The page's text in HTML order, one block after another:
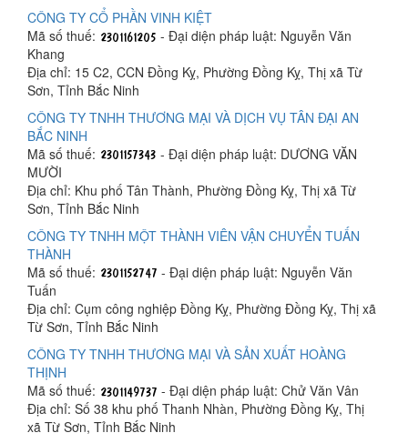
CÔNG TY CỔ PHẦN VINH KIỆT
Mã số thuế:
- Đại diện pháp luật: Nguyễn Văn
Khang
Địa chỉ: 15 C2, CCN Đồng Kỵ, Phường Đồng Kỵ, Thị xã Từ
Sơn, Tỉnh Bắc Ninh
CÔNG TY TNHH THƯƠNG MẠI VÀ DỊCH VỤ TÂN ĐẠI AN
BẮC NINH
Mã số thuế:
- Đại diện pháp luật: DƯƠNG VĂN
MƯỜI
Địa chỉ: Khu phố Tân Thành, Phường Đồng Kỵ, Thị xã Từ
Sơn, Tỉnh Bắc Ninh
CÔNG TY TNHH MỘT THÀNH VIÊN VẬN CHUYỂN TUẤN
THÀNH
Mã số thuế:
- Đại diện pháp luật: Nguyễn Văn
Tuấn
Địa chỉ: Cụm công nghiệp Đồng Kỵ, Phường Đồng Kỵ, Thị xã
Từ Sơn, Tỉnh Bắc Ninh
CÔNG TY TNHH THƯƠNG MẠI VÀ SẢN XUẤT HOÀNG
THỊNH
Mã số thuế:
- Đại diện pháp luật: Chử Văn Vân
Địa chỉ: Số 38 khu phố Thanh Nhàn, Phường Đồng Kỵ, Thị
xã Từ Sơn, Tỉnh Bắc Ninh